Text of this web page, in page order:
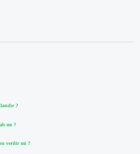
?
mı ?
verilir mi ?